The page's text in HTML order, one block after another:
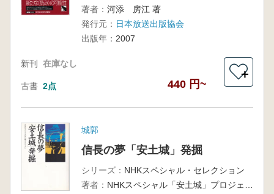
著者： 河添 房江 著
発行元： 日本放送出版協会
出版年： 2007
新刊 在庫なし
古書 2点 440 円~
＋
城郭
信長の夢「安土城」発掘
シリーズ： NHKスペシャル・セレクション
著者：